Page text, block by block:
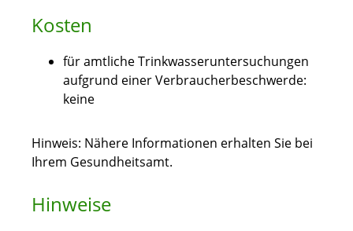
Kosten
für amtliche Trinkwasseruntersuchungen
aufgrund einer Verbraucherbeschwerde:
keine
Hinweis: Nähere Informationen erhalten Sie bei
Ihrem Gesundheitsamt.
Hinweise